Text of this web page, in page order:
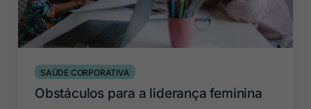
SAÚDE CORPORATIVA
Obstáculos para a liderança feminina